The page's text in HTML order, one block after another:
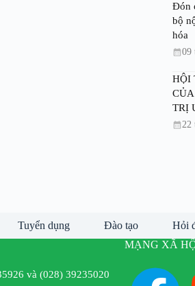
Đón
bộ
hóa
09
HỘI
TRỊ
22
Tuyển dụng Đào tạo Hỏi
và (028) 39235020
MẠNG XÃ